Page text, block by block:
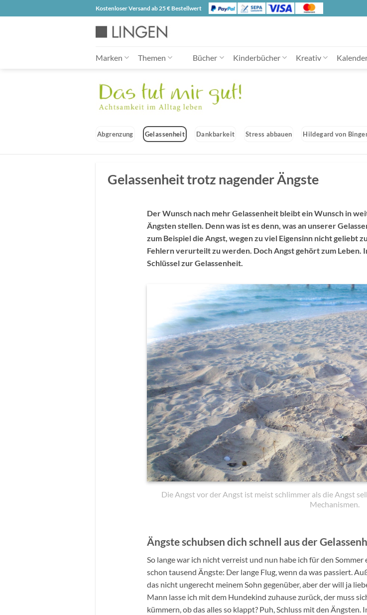
Inhalt
Kostenloser Versand ab 25 € Bestellwert
Marken Themen Bücher Kinderbücher Kreativ
Abgrenzung Gelassenheit Dankbarkeit Stress abbauen Hildegard von
Gelassenheit trotz nagender Ängste
Der Wunsch nach mehr Gelassenheit bleibt ein Wunsch in
Ängsten stellen. Denn was ist es denn, was an unserer
zum Beispiel die Angst, wegen zu viel Eigensinn nicht geliebt
Fehlern verurteilt zu werden. Doch Angst gehört zum Leben.
Schlüssel zur Gelassenheit.
Die Angst vor der Angst ist meist schlimmer als die Angst
Mechanismen.
Ängste schubsen dich schnell aus der
So lange war ich nicht verreist und nun habe ich für den
schon tausend Ängste: Der lange Flug, wenn da was passiert.
das nicht ungerecht meinem Sohn gegenüber, aber der will ja
Mann lasse ich mit dem Hundekind zuhause zurück, der muss
kümmern, ob das alles so klappt? Puh, Schluss mit den